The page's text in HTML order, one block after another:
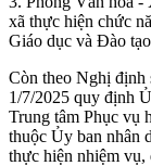
xã thực hiện chức
Giáo dục và Đào
Còn theo Nghị
1/7/2025 quy định
Trung tâm Phục vụ
thuộc Ủy ban nhân
thực hiện nhiệm vụ,